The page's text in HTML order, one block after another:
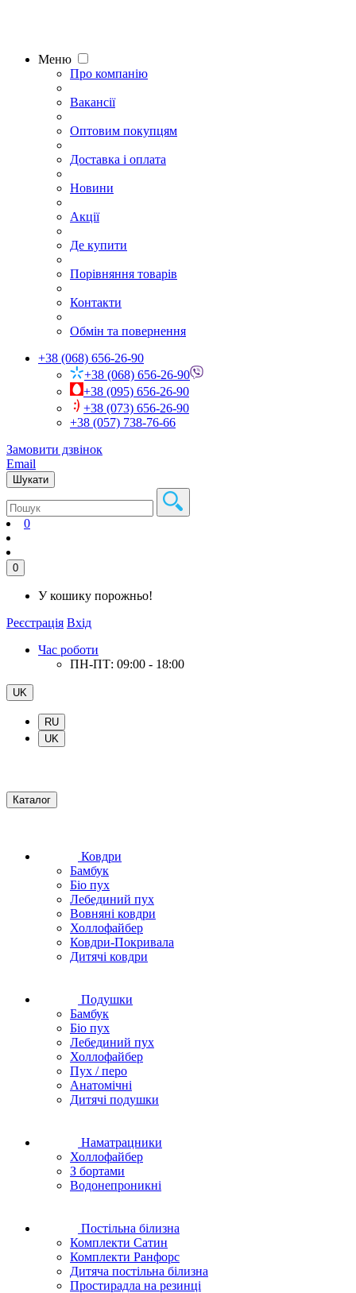
Меню
Про компанію
Вакансії
Оптовим покупцям
Доставка і оплата
Новини
Акції
Де купити
Порівняння товарів
Контакти
Обмін та повернення
+38 (068) 656-26-90
+38 (068) 656-26-90
+38 (095) 656-26-90
+38 (073) 656-26-90
+38 (057) 738-76-66
Замовити дзвінок
Email
Шукати
0
0
У кошику порожньо!
Реєстрація Вхід
Час роботи
ПН-ПТ: 09:00 - 18:00
UK
RU
UK
Каталог
Ковдри
Бамбук
Біо пух
Лебединий пух
Вовняні ковдри
Холлофайбер
Ковдри-Покривала
Дитячі ковдри
Подушки
Бамбук
Біо пух
Лебединий пух
Холлофайбер
Пух / перо
Анатомічні
Дитячі подушки
Наматрацники
Холлофайбер
З бортами
Водонепроникні
Постільна білизна
Комплекти Сатин
Комплекти Ранфорс
Дитяча постільна білизна
Простирадла на резинці